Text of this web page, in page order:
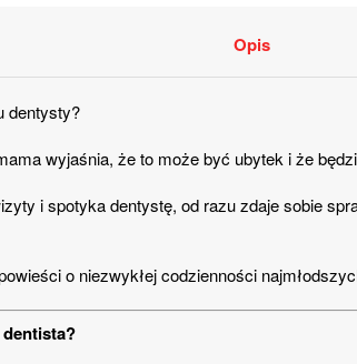
Opis
dentysty?
wyjaśnia, że ​​to może być ubytek i że
i spotyka dentystę, od razu zdaje sobie
o niezwykłej codzienności
dentista?